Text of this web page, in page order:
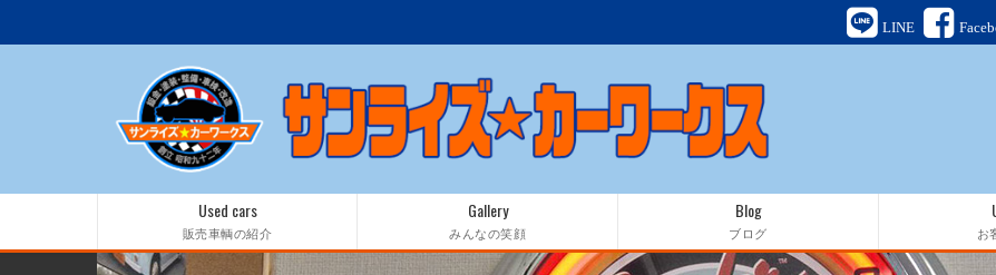
LINE
Used cars
販売車輌の紹介
Gallery
みんなの笑顔
Blog
ブログ お